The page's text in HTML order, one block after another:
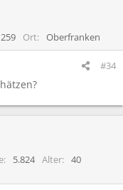
259 Ort Oberfranken
#34
5.824 Alter
40